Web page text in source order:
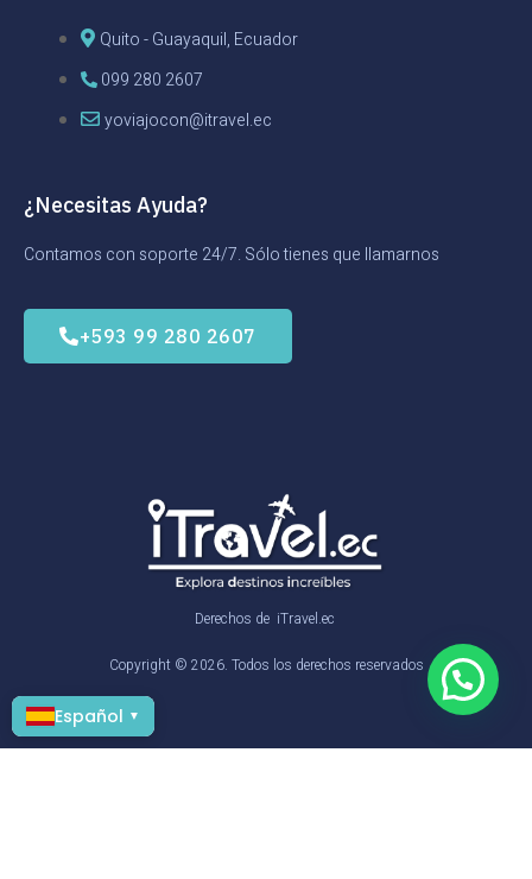
Quito - Guayaquil, Ecuador
099 280 2607
yoviajocon@itravel.ec
¿Necesitas Ayuda?
Contamos con soporte 24/7. Sólo tienes que llamarnos
+593 99 280 2607
Derechos de iTravel.ec
Copyright © 2026. Todos los derechos reservados
Español ▼